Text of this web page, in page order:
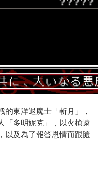
東洋退魔士「斬月」，
「多明妮克」，以火槍遠
以及為了報答恩情而跟隨